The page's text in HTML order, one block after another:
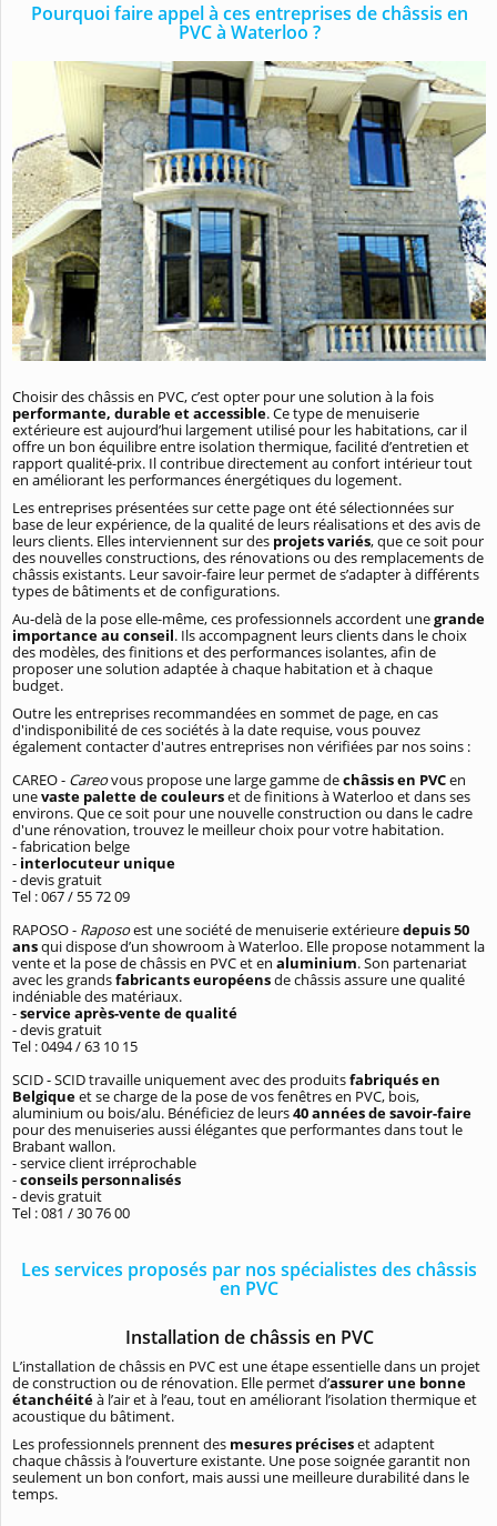
Pourquoi faire appel à ces entreprises de châssis en
PVC à Waterloo ?
Choisir des châssis en PVC, c’est opter pour une solution à la fois
performante, durable et accessible. Ce type de menuiserie
extérieure est aujourd’hui largement utilisé pour les habitations, car il
offre un bon équilibre entre isolation thermique, facilité d’entretien et
rapport qualité-prix. Il contribue directement au confort intérieur tout
en améliorant les performances énergétiques du logement.
Les entreprises présentées sur cette page ont été sélectionnées sur
base de leur expérience, de la qualité de leurs réalisations et des avis de
leurs clients. Elles interviennent sur des projets variés, que ce soit pour
des nouvelles constructions, des rénovations ou des remplacements de
châssis existants. Leur savoir-faire leur permet de s’adapter à différents
types de bâtiments et de configurations.
Au-delà de la pose elle-même, ces professionnels accordent unegrande
importance au conseil. Ils accompagnent leurs clients dans le choix
des modèles, des finitions et des performances isolantes, afin de
proposer une solution adaptée à chaque habitation et à chaque
budget.
Outre les entreprises recommandées en sommet de page, en cas
d'indisponibilité de ces sociétés à la date requise, vous pouvez
également contacter d'autres entreprises non vérifiées par nos soins :
CAREO - Careovous propose une large gamme dechâssis en PVCen
unevaste palette de couleurset de finitions à Waterloo et dans ses
environs. Que ce soit pour une nouvelle construction ou dans le cadre
d'une rénovation, trouvez le meilleur choix pour votre habitation.
- fabrication belge
- interlocuteur unique
- devis gratuit
Tel : 067 / 55 72 09
RAPOSO - Raposoest une société de menuiserie extérieuredepuis 50
ansqui dispose d’un showroom à Waterloo. Elle propose notamment la
vente et la pose de châssis en PVC et en aluminium. Son partenariat
avec les grandsfabricants européensde châssis assure une qualité
indéniable des matériaux.
-service après-vente de qualité
- devis gratuit
Tel : 0494 / 63 10 15
SCID - SCID travaille uniquement avec des produitsfabriqués en
Belgiqueet se charge de la pose de vos fenêtres en PVC, bois,
aluminium ou bois/alu. Bénéficiez de leurs40 années de savoir-faire
pour des menuiseries aussi élégantes que performantes dans tout le
Brabant wallon.
- service client irréprochable
-conseils personnalisés
- devis gratuit
Tel : 081 / 30 76 00
Les services proposés par nos spécialistes des châssis
en PVC
Installation de châssis en PVC
L’installation de châssis en PVC est une étape essentielle dans un projet
de construction ou de rénovation. Elle permet d’assurer une bonne
étanchéitéà l’air et à l’eau, tout en améliorant l’isolation thermique et
acoustique du bâtiment.
Les professionnels prennent des mesures préciseset adaptent
chaque châssis à l’ouverture existante. Une pose soignée garantit non
seulement un bon confort, mais aussi une meilleure durabilité dans le
temps.